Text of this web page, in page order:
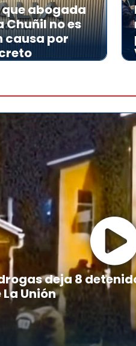
abogada
Chuñil no es
causa por
deja 8
Unión